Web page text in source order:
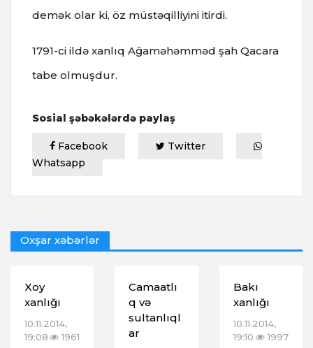
demək olar ki, öz müstəqilliyini itirdi.
1791-ci ildə xanlıq Ağaməhəmməd şah Qacara
tabe olmuşdur.
Sosial şəbəkələrdə paylaş
Facebook
Twitter
Whatsapp
Oxşar xəbərlər
Xoy
xanlığı
10.11.2014,
19:08
1961
Camaatlı
q və
sultanlıql
ar
Bakı
xanlığı
10.11.2014,
19:10
1997